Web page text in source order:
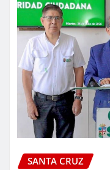
SANTA CRUZ